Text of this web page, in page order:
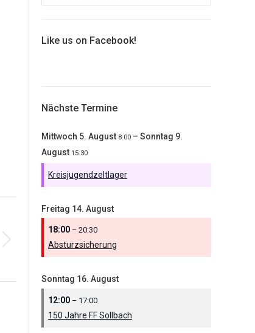
Like us on Facebook!
Nächste Termine
Mittwoch 5. August 8:00 – Sonntag 9.
August 15:30
Kreisjugendzeltlager
Freitag 14. August
18:00 – 20:30
Absturzsicherung
Sonntag 16. August
12:00 – 17:00
150 Jahre FF Sollbach